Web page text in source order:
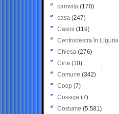
carovita (170)
casa (247)
Casini (119)
Centrodestra in Liguria
Chiesa (276)
Cina (10)
Comune (342)
Coop (7)
Cossiga (7)
Costume (5.581)